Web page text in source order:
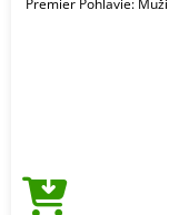
Premier Pohlavie: Muži